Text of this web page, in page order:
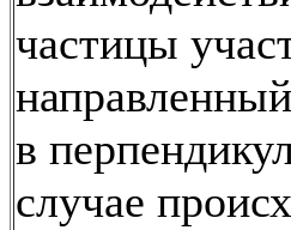
частицы
в
случае